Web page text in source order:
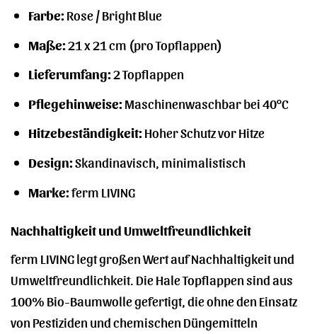
Farbe:Rose / Bright Blue
Maße:21 x 21 cm (pro Topflappen)
Lieferumfang:2 Topflappen
Pflegehinweise:Maschinenwaschbar bei 40°C
Hitzebeständigkeit:Hoher Schutz vor Hitze
Design:Skandinavisch, minimalistisch
Marke:ferm LIVING
Nachhaltigkeit und Umweltfreundlichkeit
ferm LIVING legt großen Wert auf Nachhaltigkeit und
Umweltfreundlichkeit. Die Hale Topflappen sind aus
100% Bio-Baumwolle gefertigt, die ohne den Einsatz
von Pestiziden und chemischen Düngemitteln